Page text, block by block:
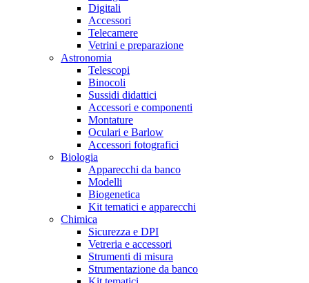
Digitali
Accessori
Telecamere
Vetrini e preparazione
Astronomia
Telescopi
Binocoli
Sussidi didattici
Accessori e componenti
Montature
Oculari e Barlow
Accessori fotografici
Biologia
Apparecchi da banco
Modelli
Biogenetica
Kit tematici e apparecchi
Chimica
Sicurezza e DPI
Vetreria e accessori
Strumenti di misura
Strumentazione da banco